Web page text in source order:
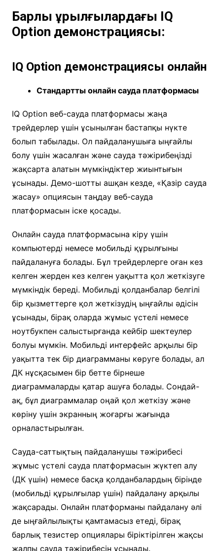
Барлық құрылғылардағы IQ
Option демонстрациясы:
IQ Option демонстрациясы онлайн
Стандартты онлайн сауда платформасы
IQ Option веб-сауда платформасы жаңа
трейдерлер үшін ұсынылған бастапқы нүкте
болып табылады. Ол пайдаланушыға ыңғайлы
болу үшін жасалған және сауда тәжірибеңізді
жақсарта алатын мүмкіндіктер жиынтығын
ұсынады. Демо-шотты ашқан кезде, «Қазір сауда
жасау» опциясын таңдау веб-сауда
платформасын іске қосады.
Онлайн сауда платформасына кіру үшін
компьютерді немесе мобильді құрылғыны
пайдалануға болады. Бұл трейдерлерге оған кез
келген жерден кез келген уақытта қол жеткізуге
мүмкіндік береді. Мобильді қолданбалар белгілі
бір қызметтерге қол жеткізудің ыңғайлы әдісін
ұсынады, бірақ оларда жұмыс үстелі немесе
ноутбукпен салыстырғанда кейбір шектеулер
болуы мүмкін. Мобильді интерфейс арқылы бір
уақытта тек бір диаграмманы көруге болады, ал
ДК нұсқасымен бір бетте бірнеше
диаграммаларды қатар ашуға болады. Сондай-
ақ, бұл диаграммалар оңай қол жеткізу және
көріну үшін экранның жоғарғы жағында
орналастырылған.
Сауда-саттықтың пайдаланушы тәжірибесі
жұмыс үстелі сауда платформасын жүктеп алу
(ДК үшін) немесе басқа қолданбалардың бірінде
(мобильді құрылғылар үшін) пайдалану арқылы
жақсарады. Онлайн платформаны пайдалану әлі
де ыңғайлылықты қамтамасыз етеді, бірақ
барлық тезистер опциялары біріктірілген жақсы
жалпы сауда тәжірибесін ұсынады.